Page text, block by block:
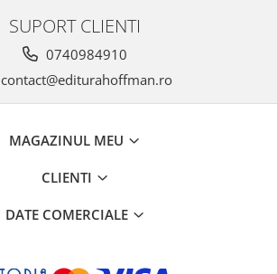
SUPORT CLIENTI
0740984910
contact@editurahoffman.ro
MAGAZINUL MEU
CLIENTI
DATE COMERCIALE